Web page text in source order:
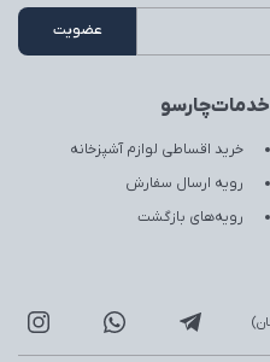
خدمات‌چارسو
خرید اقساطی لوازم آشپزخانه
رویه ارسال سفارش
رویه‌های بازگشت